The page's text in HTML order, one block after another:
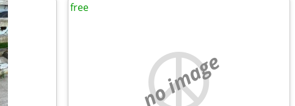
no image
free